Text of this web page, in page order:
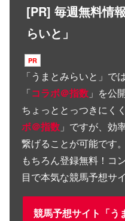
[PR] 毎週無料情
らいと」
「うまとみらいと 」で
「コラボ＠指数 」を公
ちょっととっつきにく
ボ＠指数 」ですが、効
繋げることが可能です。
もちろん登録無料！コ
目で本気な競馬予想サ
競馬予想サイト「う